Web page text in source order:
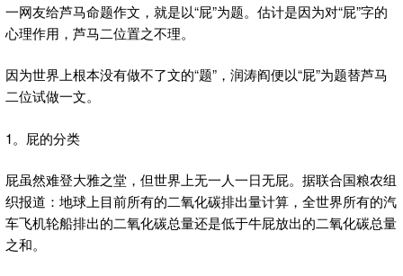
一网友给芦马命题作文，就是以“屁”为题。估计是因为对“屁”字的
心理作用，芦马二位置之不理。
因为世界上根本没有做不了文的“题”，润涛阎便以“屁”为题替芦马
二位试做一文。
1。屁的分类
屁虽然难登大雅之堂，但世界上无一人一日无屁。据联合国粮农组
织报道：地球上目前所有的二氧化碳排出量计算，全世界所有的汽
车飞机轮船排出的二氧化碳总量还是低于牛屁放出的二氧化碳总量
之和。